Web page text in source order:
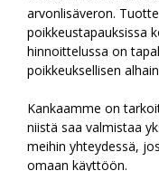
arvonlisäveron.
poikkeustapauksissa
hinnoittelussa on
poikkeuksellisen
Kankaamme on
niistä saa valmistaa
meihin yhteydessä,
omaan käyttöön.